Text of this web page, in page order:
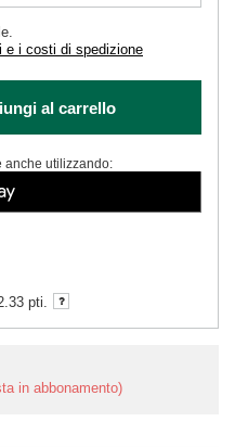
in abbonamento)
e i costi di spedizione
al carrello
anche utilizzando:
pti.